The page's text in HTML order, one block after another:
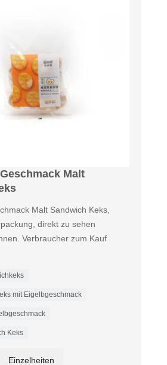
Malt
Malt Sandwich Keks,
direkt zu sehen
Verbraucher zum Kauf
mit Eigelbgeschmack
Keks
Einzelheiten